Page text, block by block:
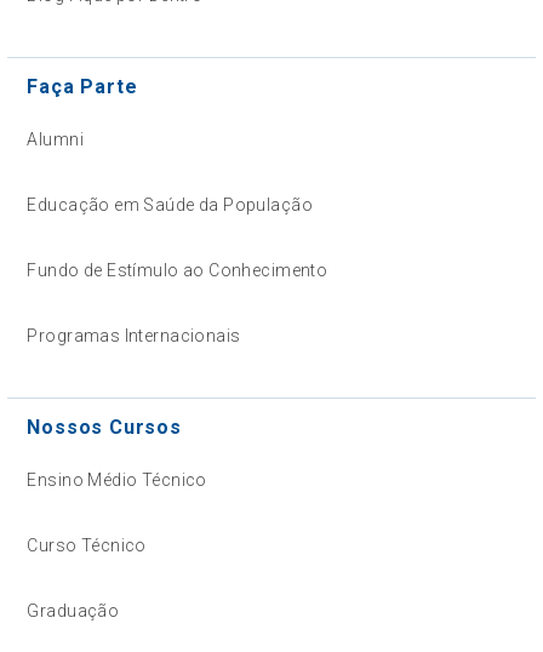
Faça Parte
Alumni
Educação em Saúde da População
Fundo de Estímulo ao Conhecimento
Programas Internacionais
Nossos Cursos
Ensino Médio Técnico
Curso Técnico
Graduação